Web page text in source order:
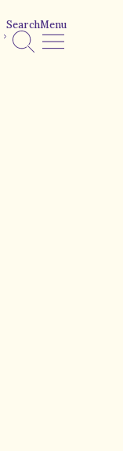
SearchMenu